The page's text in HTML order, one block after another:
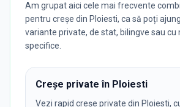
Am grupat aici cele mai frecvente
pentru creșe din Ploiesti, ca să poți
variante private, de stat, bilingve sau cu
specifice.
Creșe private în Ploiesti
Vezi rapid creșe private din Ploiesti,